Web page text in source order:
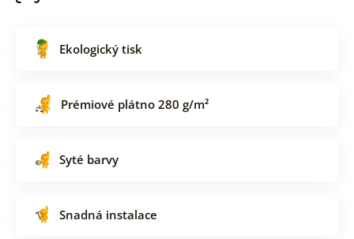
Ekologický tisk
Prémiové plátno 280 g/m²
Syté barvy
Snadná instalace